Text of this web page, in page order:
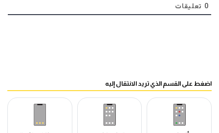
0 تعليقات
اضغط على القسم الذي تريد الانتقال إليه